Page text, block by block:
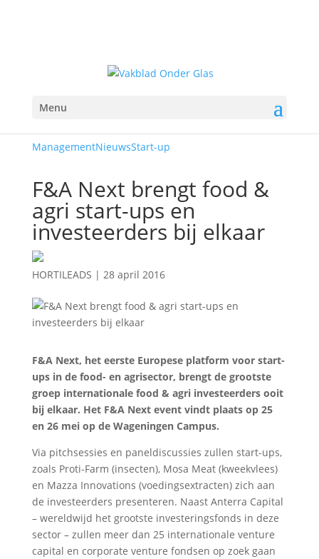
Menu
ManagementNieuwsStart-up
F&A Next brengt food &
agri start-ups en
investeerders bij elkaar
HORTILEADS | 28 april 2016
F&A Next, het eerste Europese platform voor start-
ups in de food- en agrisector, brengt de grootste
groep internationale food & agri investeerders ooit
bij elkaar. Het F&A Next event vindt plaats op 25
en 26 mei op de Wageningen Campus.
Via pitchsessies en paneldiscussies zullen start-ups,
zoals Proti-Farm (insecten), Mosa Meat (kweekvlees)
en Mazza Innovations (voedingsextracten) zich aan
de investeerders presenteren. Naast Anterra Capital
– wereldwijd het grootste investeringsfonds in deze
sector – zullen meer dan 25 internationale venture
capital en corporate venture fondsen op zoek gaan